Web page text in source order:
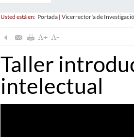
Usted está en: Portada| Vicerrectoría de
Taller
intelectual